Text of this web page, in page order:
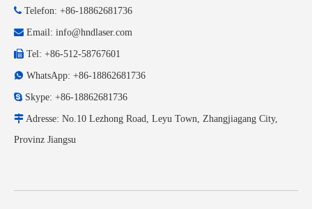
 Telefon: +86-18862681736
 Email: info@hndlaser.com
 Tel: +86-512-58767601
 WhatsApp: +86-18862681736
 Skype: +86-18862681736
 Adresse: No.10 Lezhong Road, Leyu Town, Zhangjiagang City,
Provinz Jiangsu